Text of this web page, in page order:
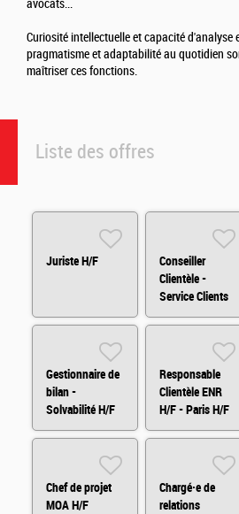
avocats...
Curiosité intellectuelle et capacité d'analyse
pragmatisme et adaptabilité au quotidien
maîtriser ces fonctions.
Liste des offres
Juriste H/F
Conseiller
Clientèle -
Service Clients
H/F/X
Gestionnaire de
bilan -
Solvabilité H/F
Responsable
Clientèle ENR
H/F - Paris H/F
Chef de projet
MOA H/F
Chargé·e de
relations